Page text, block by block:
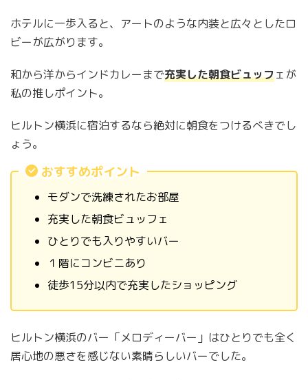
ホテルに一歩入ると、アートのような内装と広々としたロ
ビーが広がります。
和から洋からインドカレーまで充実した朝食ビュッフェが
私の推しポイント。
ヒルトン横浜に宿泊するなら絶対に朝食をつけるべきでし
ょう。
おすすめポイント
モダンで洗練されたお部屋
充実した朝食ビュッフェ
ひとりでも入りやすいバー
１階にコンビニあり
徒歩15分以内で充実したショッピング
ヒルトン横浜のバー「メロディーバー」はひとりでも全く
居心地の悪さを感じない素晴らしいバーでした。